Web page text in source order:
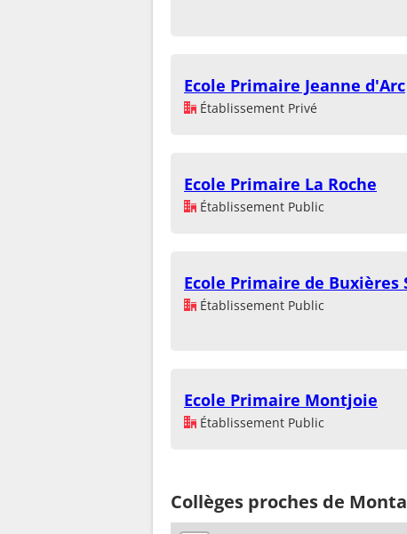
Ecole Primaire Jeanne d'Arc
Établissement Privé
Ecole Primaire La Roche
Établissement Public
Ecole Primaire de
Établissement Public
Ecole Primaire Montjoie
Établissement Public
Collèges proches de